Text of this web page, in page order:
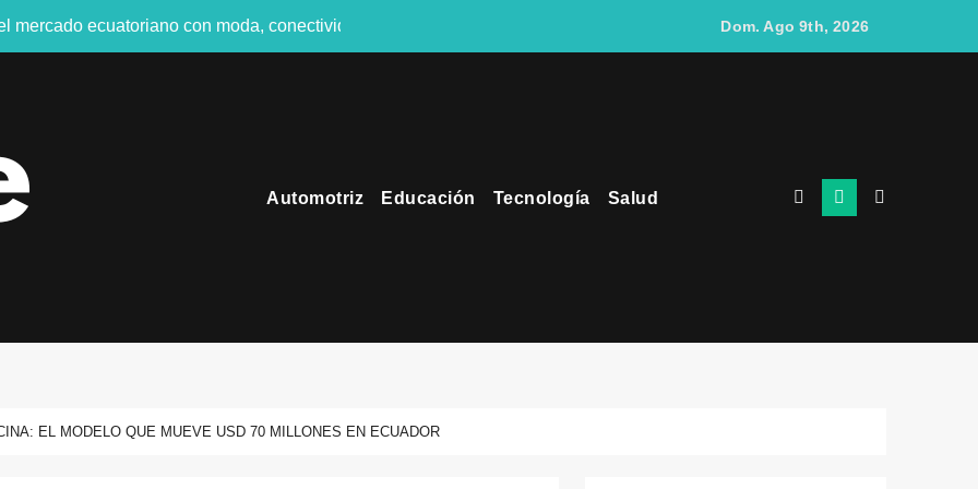
mercado ecuatoriano con moda, conectividad y turismo de negocios
impulsará los pagos digitales en tiempo real
EN EL FERIADO
diseñado para entornos comerciales e industriales
más de USD 1.000 millones y entra al exclusivo club de las gigantes del Ecuador
Dom. Ago 9th, 2026
Automotriz Educación Tecnología Salud
EL MODELO QUE MUEVE USD 70 MILLONES EN ECUADOR